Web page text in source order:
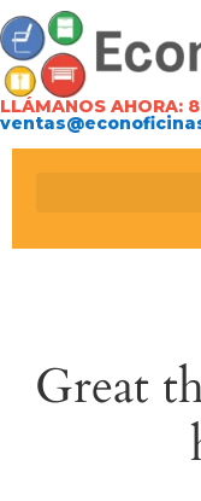
LLÁMANOS AHORA:
Great